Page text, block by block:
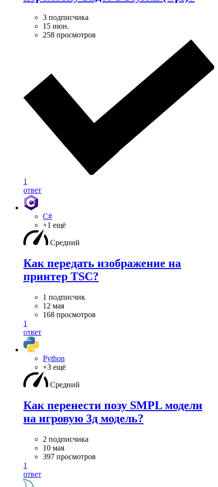
3 подписчика
15 июн.
258 просмотров
1
ответ
C#
+1 ещё
Средний
Как передать изображение на
принтер TSC?
1 подписчик
12 мая
168 просмотров
1
ответ
Python
+3 ещё
Средний
Как перенести позу SMPL модели
на игровую 3д модель?
2 подписчика
10 мая
397 просмотров
1
ответ